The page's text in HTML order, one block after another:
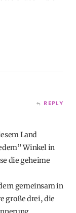
REPLY
Land
Winkel in
die geheime
gemeinsam in
große drei, die